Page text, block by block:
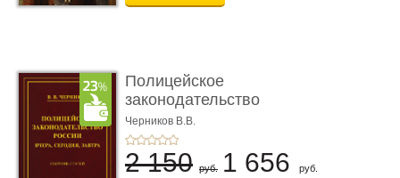
Полицейское
законодательство
России: вчера, с� ...
Черников В.В.
2 150 руб. 1 656 руб.